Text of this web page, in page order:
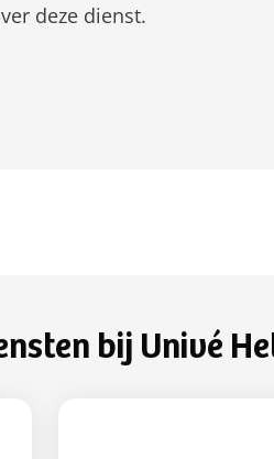
deze dienst.
bij Univé